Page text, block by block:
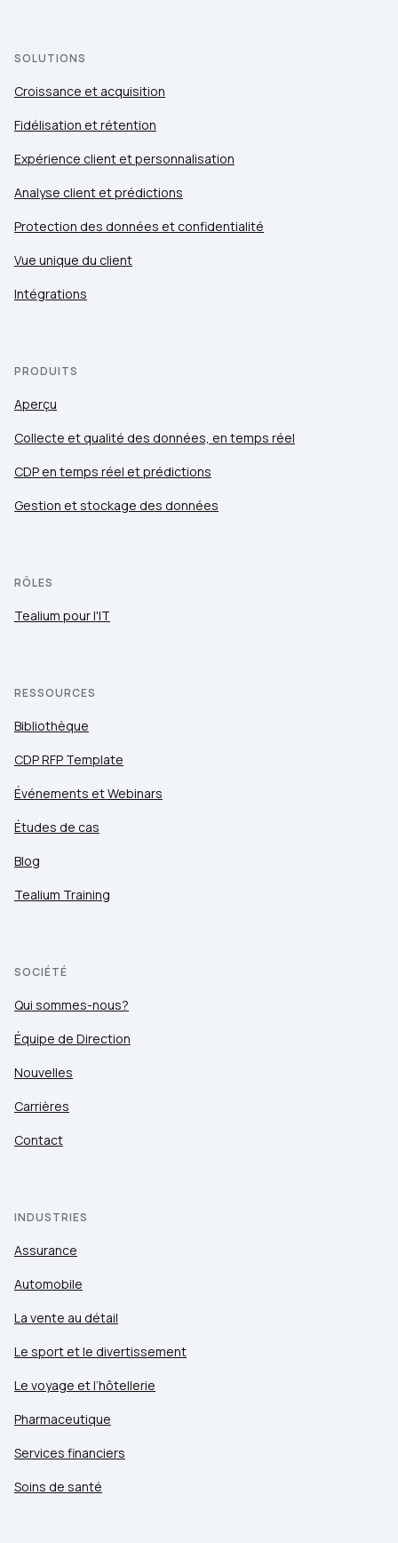
SOLUTIONS
Croissance et acquisition
Fidélisation et rétention
Expérience client et personnalisation
Analyse client et prédictions
Protection des données et confidentialité
Vue unique du client
Intégrations
PRODUITS
Aperçu
Collecte et qualité des données, en temps réel
CDP en temps réel et prédictions
Gestion et stockage des données
RÔLES
Tealium pour l'IT
RESSOURCES
Bibliothèque
CDP RFP Template
Événements et Webinars
Études de cas
Blog
Tealium Training
SOCIÉTÉ
Qui sommes-nous?
Équipe de Direction
Nouvelles
Carrières
Contact
INDUSTRIES
Assurance
Automobile
La vente au détail
Le sport et le divertissement
Le voyage et l’hôtellerie
Pharmaceutique
Services financiers
Soins de santé